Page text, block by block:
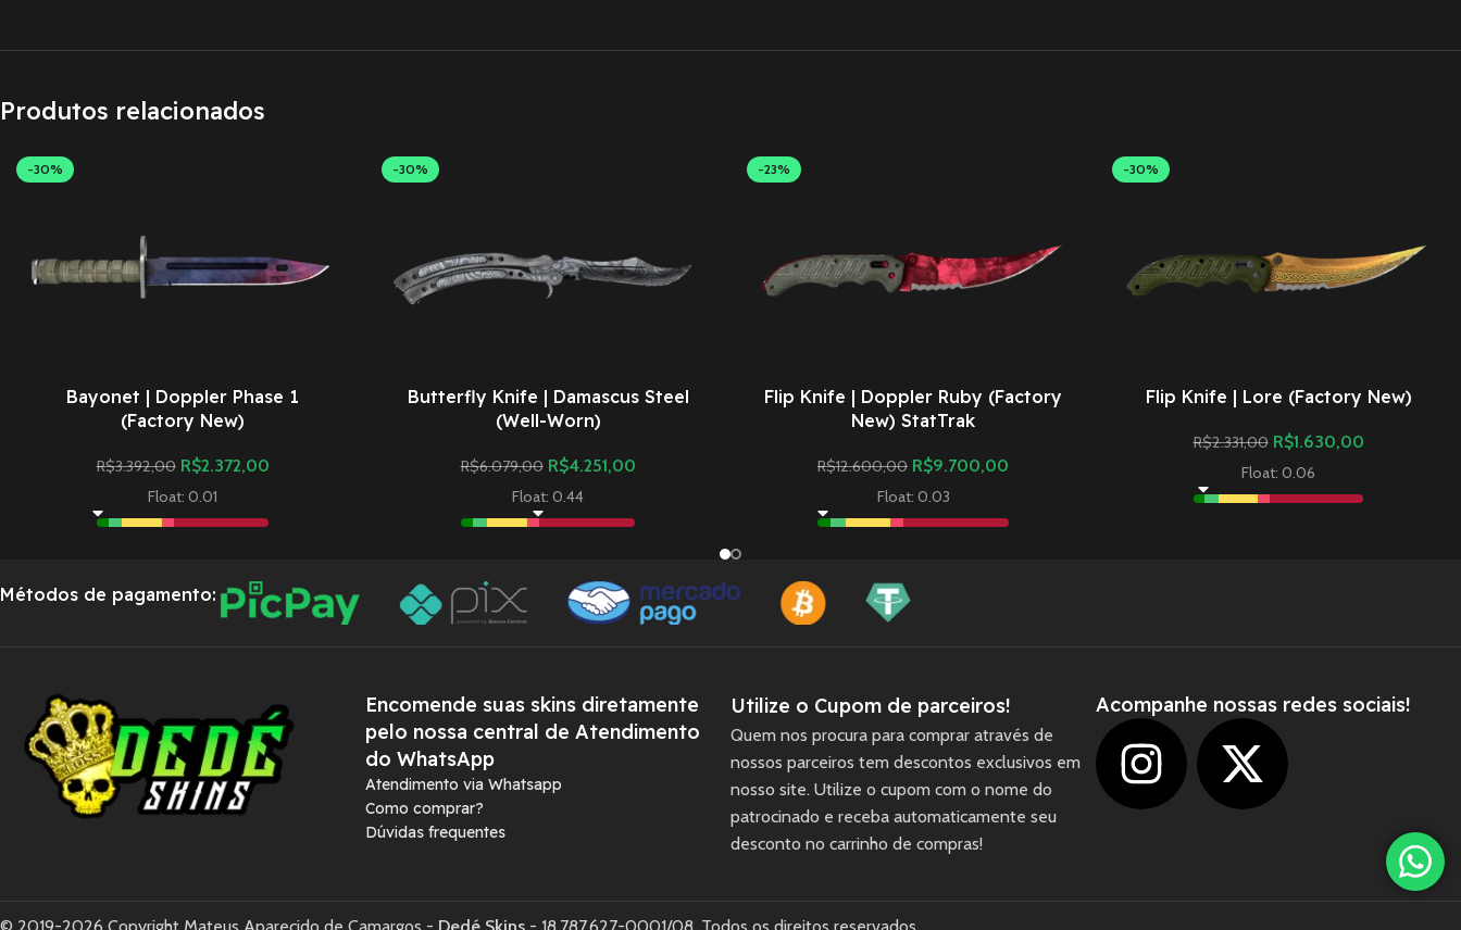
Produtos relacionados
-30%
Bayonet | Doppler Phase 1
(Factory New)
R$3.392,00 R$2.372,00
Float: 0.01
-30%
Butterfly Knife | Damascus Steel
(Well-Worn)
R$6.079,00 R$4.251,00
Float: 0.44
-23%
Flip Knife | Doppler Ruby (Factory
New) StatTrak
R$12.600,00 R$9.700,00
Float: 0.03
-30%
Flip Knife | Lore (Factory New)
R$2.331,00 R$1.630,00
Float: 0.06
Métodos de pagamento:
Encomende suas skins diretamente
pelo nossa central de Atendimento
do WhatsApp
Atendimento via Whatsapp
Como comprar?
Dúvidas frequentes
Utilize o Cupom de parceiros!
Quem nos procura para comprar através de
nossos parceiros tem descontos exclusivos em
nosso site. Utilize o cupom com o nome do
patrocinado e receba automaticamente seu
desconto no carrinho de compras!
Acompanhe nossas redes sociais!
1